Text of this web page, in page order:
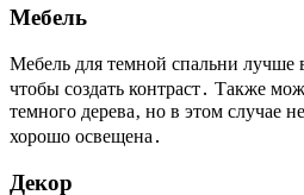
Мебель
Мебель для темной спальни лучше
чтобы создать контраст․ Также
темного дерева‚ но в этом случае
хорошо освещена․
Декор